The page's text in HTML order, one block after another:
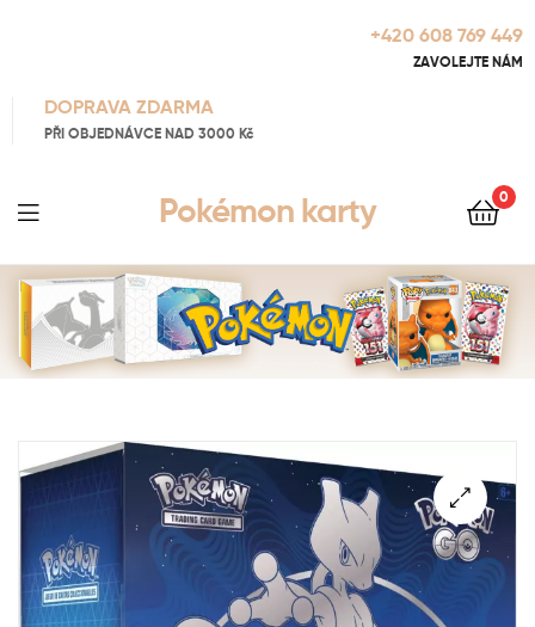
+420 608 769 449
ZAVOLEJTE NÁM
DOPRAVA ZDARMA
PŘI OBJEDNÁVCE NAD 3000 Kč
Pokémon karty 0